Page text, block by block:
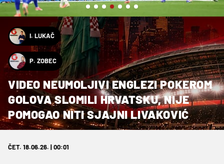
Mckay, Issei Katti, Kai Pfaffenbach
I. LUKAČ
P. ZOBEC
VIDEO NEUMOLJIVI ENGLEZI POKEROM
GOLOVA SLOMILI HRVATSKU, NIJE
POMOGAO NITI SJAJNI LIVAKOVIĆ
ČET. 18.06.26. | 00:01